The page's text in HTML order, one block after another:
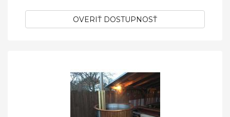
OVERIŤ DOSTUPNOSŤ